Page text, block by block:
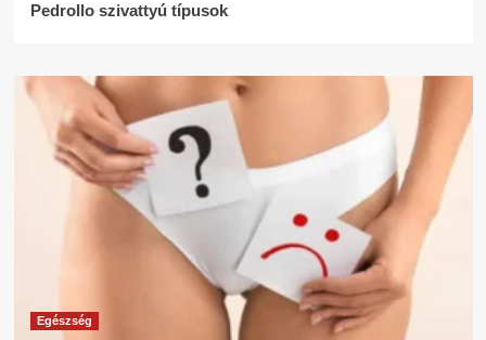
Pedrollo szivattyú típusok
Egészség